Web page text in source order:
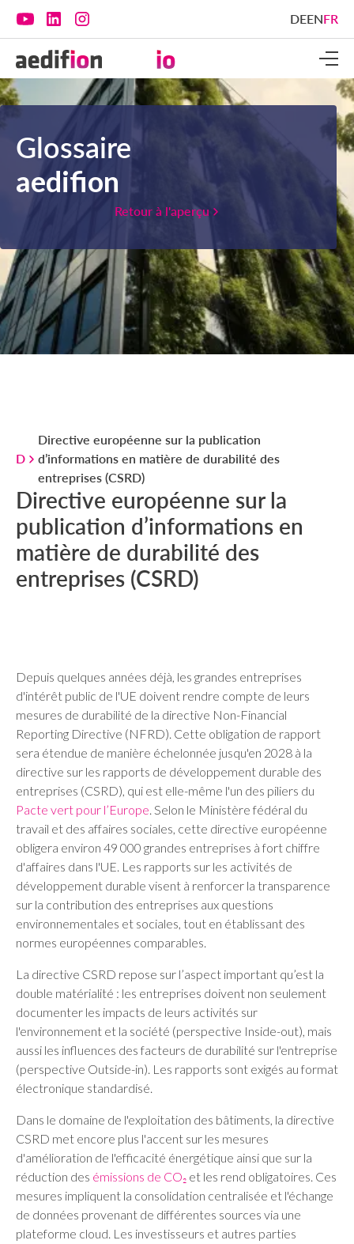
DEENFR
Glossaire
aedifion
Retour à l'aperçu
D
Directive européenne sur la publication
d’informations en matière de durabilité des
entreprises (CSRD)
Directive européenne sur la
publication d’informations en
matière de durabilité des
entreprises (CSRD)
Depuis quelques années déjà, les grandes entreprises
d'intérêt public de l'UE doivent rendre compte de leurs
mesures de durabilité de la directive Non-Financial
Reporting Directive (NFRD). Cette obligation de rapport
sera étendue de manière échelonnée jusqu'en 2028 à la
directive sur les rapports de développement durable des
entreprises (CSRD), qui est elle-même l'un des piliers du
Pacte vert pour l’Europe. Selon le Ministère fédéral du
travail et des affaires sociales, cette directive européenne
obligera environ 49 000 grandes entreprises à fort chiffre
d'affaires dans l'UE. Les rapports sur les activités de
développement durable visent à renforcer la transparence
sur la contribution des entreprises aux questions
environnementales et sociales, tout en établissant des
normes européennes comparables.
La directive CSRD repose sur l’aspect important qu’est la
double matérialité : les entreprises doivent non seulement
documenter les impacts de leurs activités sur
l'environnement et la société (perspective Inside-out), mais
aussi les influences des facteurs de durabilité sur l'entreprise
(perspective Outside-in). Les rapports sont exigés au format
électronique standardisé.
Dans le domaine de l'exploitation des bâtiments, la directive
CSRD met encore plus l'accent sur les mesures
d'amélioration de l'efficacité énergétique ainsi que sur la
réduction des émissions de CO₂ et les rend obligatoires. Ces
mesures impliquent la consolidation centralisée et l'échange
de données provenant de différentes sources via une
plateforme cloud. Les investisseurs et autres parties